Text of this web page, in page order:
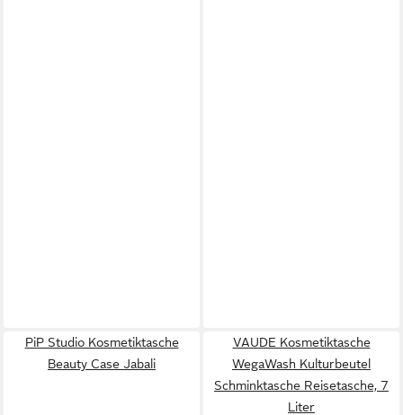
PiP Studio Kosmetiktasche
Beauty Case Jabali
VAUDE Kosmetiktasche
WegaWash Kulturbeutel
Schminktasche Reisetasche, 7
Liter